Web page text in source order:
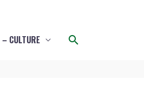
CULTURE Rechercher